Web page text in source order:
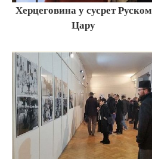
Херцеговина у сусрет Руском
Цару